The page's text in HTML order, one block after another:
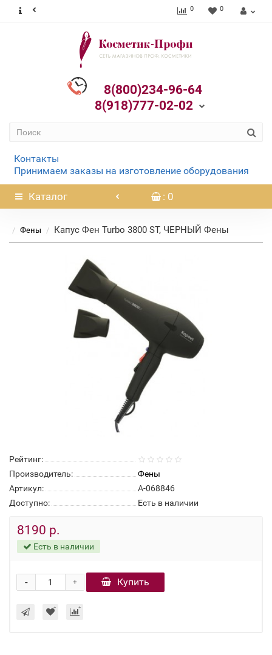
0 0
8(800)234-96-64
8(918)777-02-02
Контакты
Принимаем заказы на изготовление оборудования
Каталог : 0
Фены Капус Фен Turbo 3800 ST, ЧЕРНЫЙ Фены
Рейтинг:
Производитель:
Фены
Артикул:
А-068846
Доступно:
Есть в наличии
8190 р.
Есть в наличии
+
- Купить